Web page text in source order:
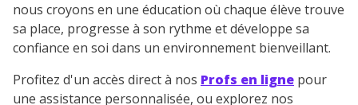
nous croyons en une éducation où chaque élève trouve
sa place, progresse à son rythme et développe sa
confiance en soi dans un environnement bienveillant.
Profitez d'un accès direct à nos Profs en ligne pour
une assistance personnalisée, ou explorez nos
Votre adresse e-mail sera exclusivement utilisée pour
vous envoyer notre newsletter. Vous pourrez vous
désinscrire à tout moment, à travers le lien de
en savoir plus sur la gestion de vos données
personnelles et pour exercer vos droits, vous pouvez